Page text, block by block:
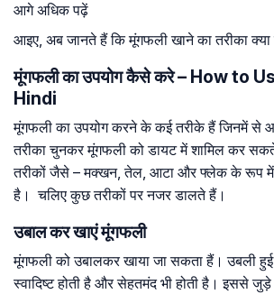
आगे अधिक पढ़ें
आइए, अब जानते हैं कि मूंगफली खाने का तरीका क्या
मूंगफली का उपयोग कैसे करे – How to
Hindi
मूंगफली का उपयोग करने के कई तरीके हैं जिनमें से
तरीका चुनकर मूंगफली को डायट में शामिल कर
तरीकों जैसे – मक्खन, तेल, आटा और फ्लेक के रूप में
है। चलिए कुछ तरीकों पर नजर डालते हैं।
उबाल कर खाएं मूंगफली
मूंगफली को उबालकर खाया जा सकता हैं। उबली
स्वादिष्ट होती है और सेहतमंद भी होती है। इससे